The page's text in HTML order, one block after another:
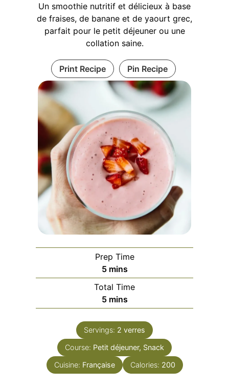
Un smoothie nutritif et délicieux à base
de fraises, de banane et de yaourt grec,
parfait pour le petit déjeuner ou une
collation saine.
Print Recipe Pin Recipe
Prep Time
5minutes
mins
Total Time
5minutes
mins
Servings: 2 verres
Course: Petit déjeuner, Snack
Cuisine: Française Calories: 200